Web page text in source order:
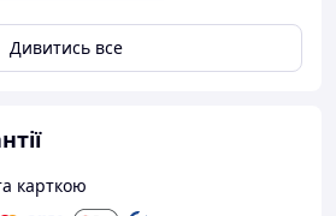
виготовляється тільки з екологічно
Пакля стрічкова (льон +
будь-який вид будівельної паклі.
Дивитись все
карткою